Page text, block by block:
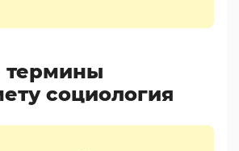
социология